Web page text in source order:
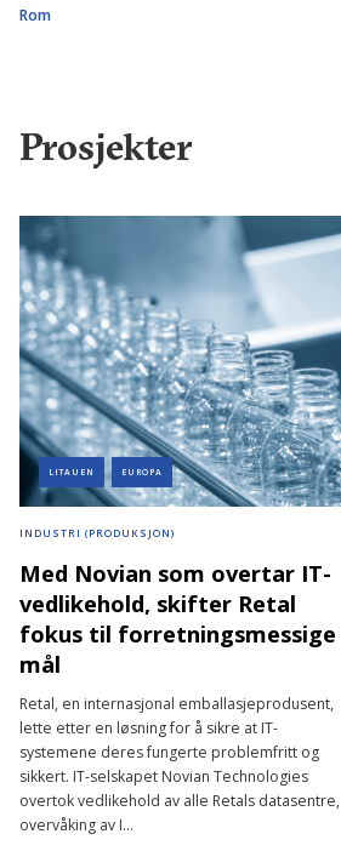
Rom
Prosjekter
LITAUEN EUROPA
INDUSTRI (PRODUKSJON)
Med Novian som overtar IT-
vedlikehold, skifter Retal
fokus til forretningsmessige
mål
Retal, en internasjonal emballasjeprodusent,
lette etter en løsning for å sikre at IT-
systemene deres fungerte problemfritt og
sikkert. IT-selskapet Novian Technologies
overtok vedlikehold av alle Retals datasentre,
overvåking av I...